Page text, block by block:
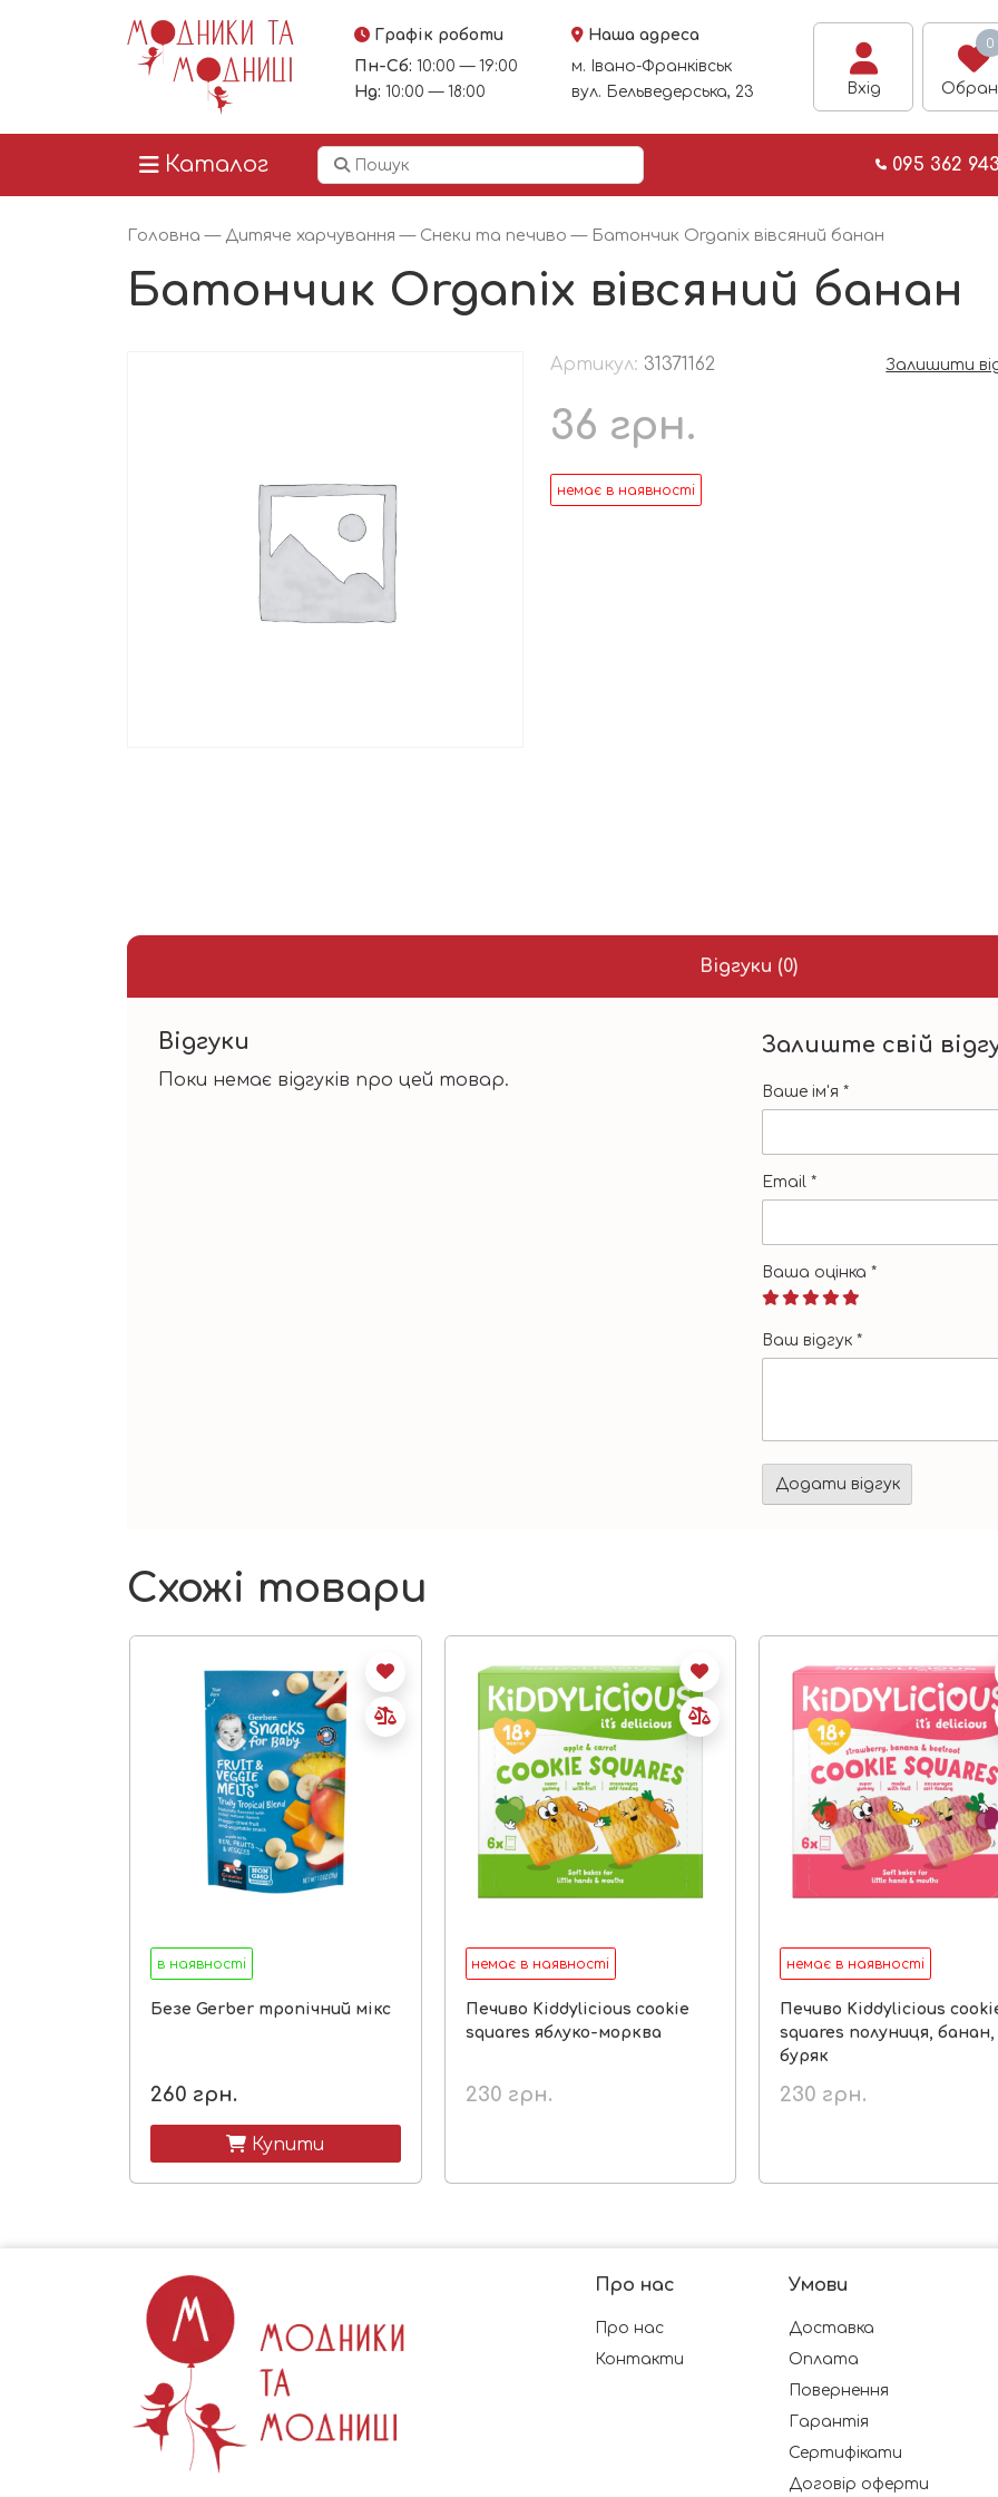
Графік роботи
Пн-Сб: 10:00 — 19:00
Нд: 10:00 — 18:00
Наша адреса
м. Івано-Франківськ
вул. Бельведерська, 23
Вхід
0
Каталог 095 362
Головна — Дитяче харчування — Снеки та печиво — Батончик Organix вівсяний банан
Батончик Organix вівсяний банан
Артикул: 31371162 Залишити
36 грн.
немає в наявності
Відгуки (0)
Відгуки
Поки немає відгуків про цей товар.
Залиште свій
Ваше ім'я *
Email *
Ваша оцінка *
Ваш відгук *
Схожі товари
в наявності
Безе Gerber тропічний мікс
260 грн.
 Купити
немає в наявності
Печиво Kiddylicious cookie
squares яблуко-морква
230 грн.
немає в наявності
Печиво Kiddylicious
squares полуниця, банан,
буряк
230 грн.
Про нас
Про нас
Контакти
Умови
Доставка
Оплата
Повернення
Гарантія
Сертифікати
Договір оферти